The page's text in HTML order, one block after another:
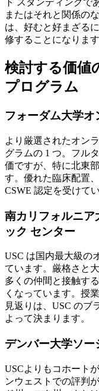
ト スタンディングで
またはそれと関係の
は、好むと好まざる
修することになります
検討する価値
プログラム
フォーダム大学
より厳選されたオン
グラムの 1 つ。フル
価ですが、特に北東
す。優れた臨床配置
CSWE 認定を受けてい
南カリフォルニア
ック センター
USC は国内最大級の
ています。厳格さと
多くの仲間と接触す
くなっています。授
見返りは、USC のブ
よって決まります。
デンバー大学ソ
USCよりもコホート
ンウェストでの評判